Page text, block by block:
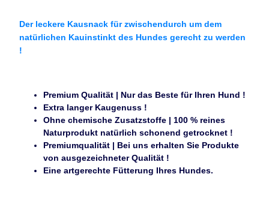
Der leckere Kausnack für zwischendurch um dem
natürlichen Kauinstinkt des Hundes gerecht zu werden
!
Premium Qualität | Nur das Beste für Ihren Hund !
Extra langer Kaugenuss !
Ohne chemische Zusatzstoffe | 100 % reines
Naturprodukt natürlich schonend getrocknet !
Premiumqualität | Bei uns erhalten Sie Produkte
von ausgezeichneter Qualität !
Eine artgerechte Fütterung Ihres Hundes.